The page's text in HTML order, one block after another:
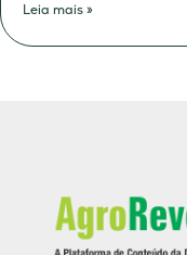
Leia mais »